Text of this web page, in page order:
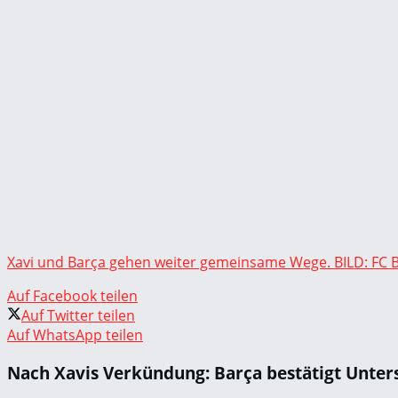
Xavi und Barça gehen weiter gemeinsame Wege. BILD: FC
Auf Facebook teilen
Auf Twitter teilen
Auf WhatsApp teilen
Nach Xavis Verkündung: Barça bestätigt